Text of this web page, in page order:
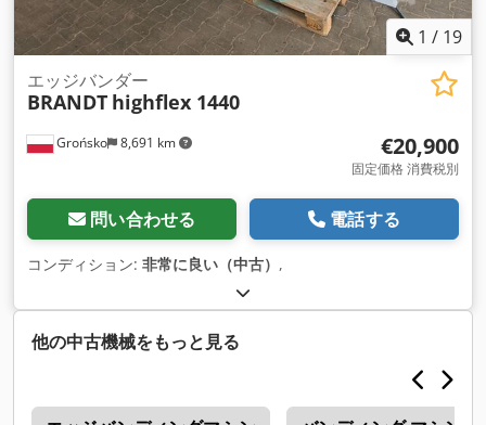
1 / 19
Grońsko 8,691 km
エッジバンダー
BRANDT highflex 1440
€20,900
固定価格 消費税別
問い合わせる 電話する
コンディション: 非常に良い（中古） ,
他の中古機械をもっと見る